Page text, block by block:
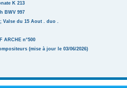
K 213
BWV 997
Valse du 15 Aout . duo .
ARCHE n°500
(mise à jour le 03/06/2026)